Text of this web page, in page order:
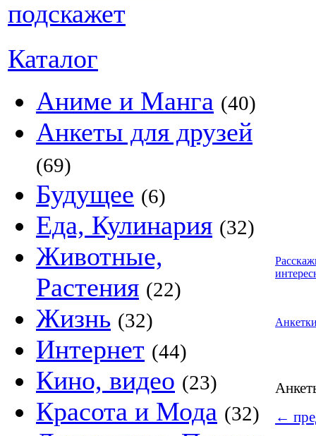
Каталог
Аниме и Манга (40)
Анкеты для друзей
(69)
Будущее (6)
Еда, Кулинария (32)
Животные,
Растения (22)
Жизнь (32)
Интернет (44)
Кино, видео (23)
Красота и Мода (32)
←